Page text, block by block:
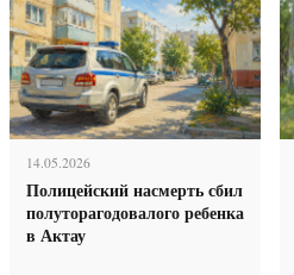
14.05.2026
Полицейский насмерть сбил
полуторагодовалого ребенка
в Актау